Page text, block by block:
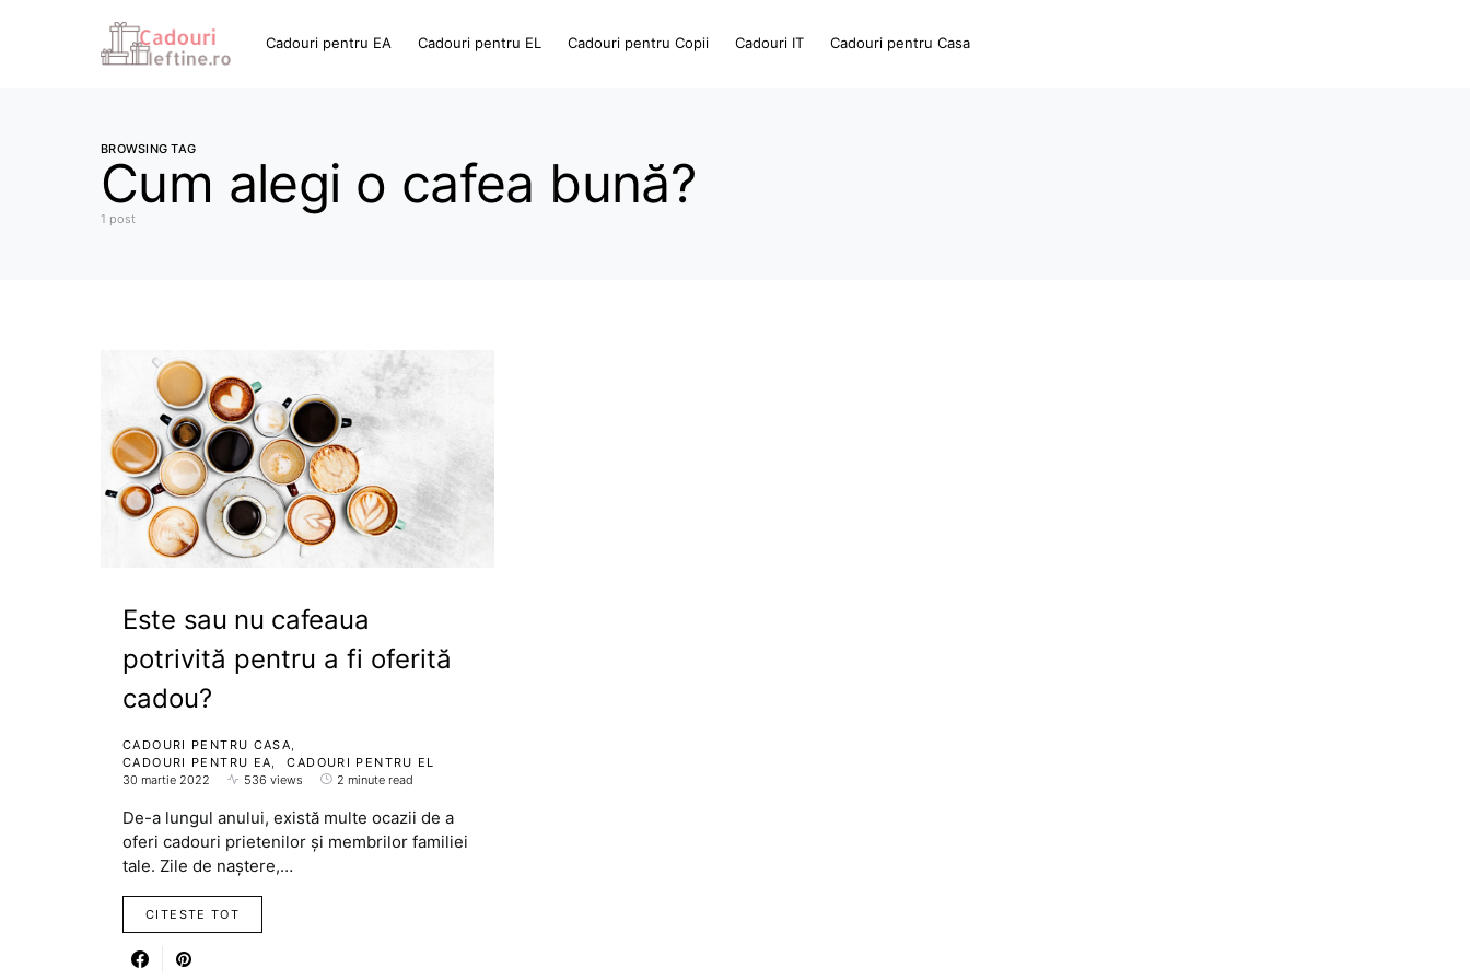
Cadouri pentru EA Cadouri pentru EL Cadouri pentru Copii Cadouri IT Cadouri pentru Casa
BROWSING TAG
Cum alegi o cafea bună?
1 post
Este sau nu cafeaua
potrivită pentru a fi oferită
cadou?
CADOURI PENTRU CASA
CADOURI PENTRU EA
CADOURI PENTRU EL
30 martie 2022
536 views 2 minute read
De-a lungul anului, există multe ocazii de a
oferi cadouri prietenilor și membrilor familiei
tale. Zile de naștere,…
CITESTE TOT